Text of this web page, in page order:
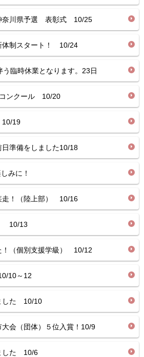
奈川県予選 表彰式 10/25
制スタート！ 10/24
臨時休業となります。23日
ンクール 10/20
19
準備をしました10/18
みに！
！（陸上部） 10/16
10/13
！（個別支援学級） 10/12
10～12
した 10/10
会（団体）５位入賞！10/9
した 10/6